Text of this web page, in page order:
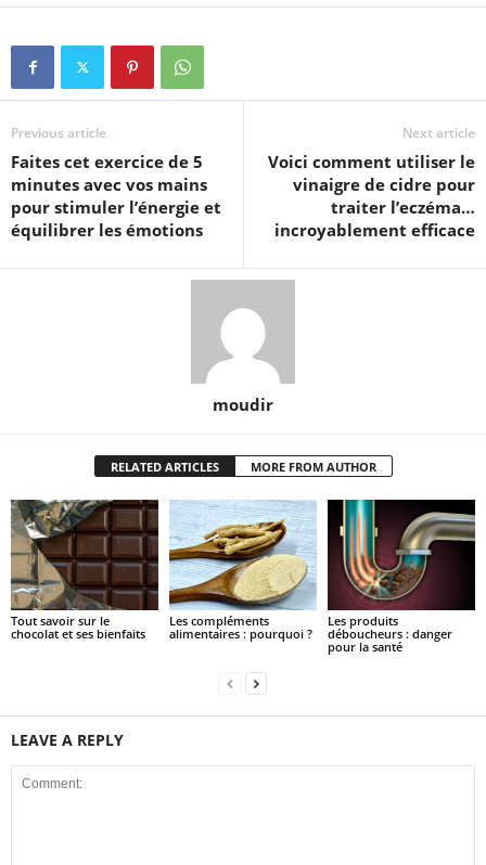
Previous article
Faites cet exercice de 5
minutes avec vos mains
pour stimuler l’énergie et
équilibrer les émotions
Next article
Voici comment utiliser le
vinaigre de cidre pour
traiter l’eczéma…
incroyablement efficace
moudir
RELATED ARTICLES MORE FROM AUTHOR
Tout savoir sur le
chocolat et ses bienfaits
Les compléments
alimentaires : pourquoi ?
Les produits
déboucheurs : danger
pour la santé
LEAVE A REPLY